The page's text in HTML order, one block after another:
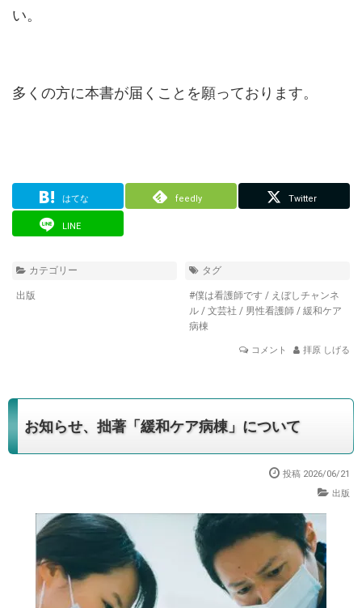
い。
多くの方に本書が届くことを願っております。
はてな feedly Twitter
LINE
カテゴリー
出版
タグ
#僕は看護師です / えぼしチャンネ
ル / 文芸社 / 男性看護師 / 緩和ケア
病棟
コメント 拝原 しげる
お知らせ、拙著「緩和ケア病棟」について
投稿 2026/06/21
出版